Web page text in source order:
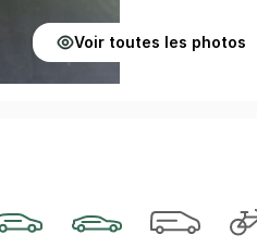
Voir toutes les photos